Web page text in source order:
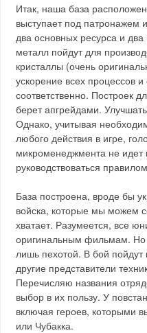
Итак, наша база
выступает под патронажем
два основных ресурса и
металл пойдут для
кристаллы (очень
ускорение всех процессов и
соответственно. Построек
берет апгрейдами.
Однако, учитывая
любого действия в игре,
микроменеджмента не идет
руководствоваться
База построена, вроде бы
войска, которые мы можем
хватает. Разумеется, все
оригинальным фильмам. Но
лишь пехотой. В бой
другие представители
Перечисляю названия
выбор в их пользу. У
включая героев, которыми
или Чубакка.